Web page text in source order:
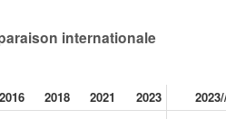
internationale
2016 2018 2021 2023